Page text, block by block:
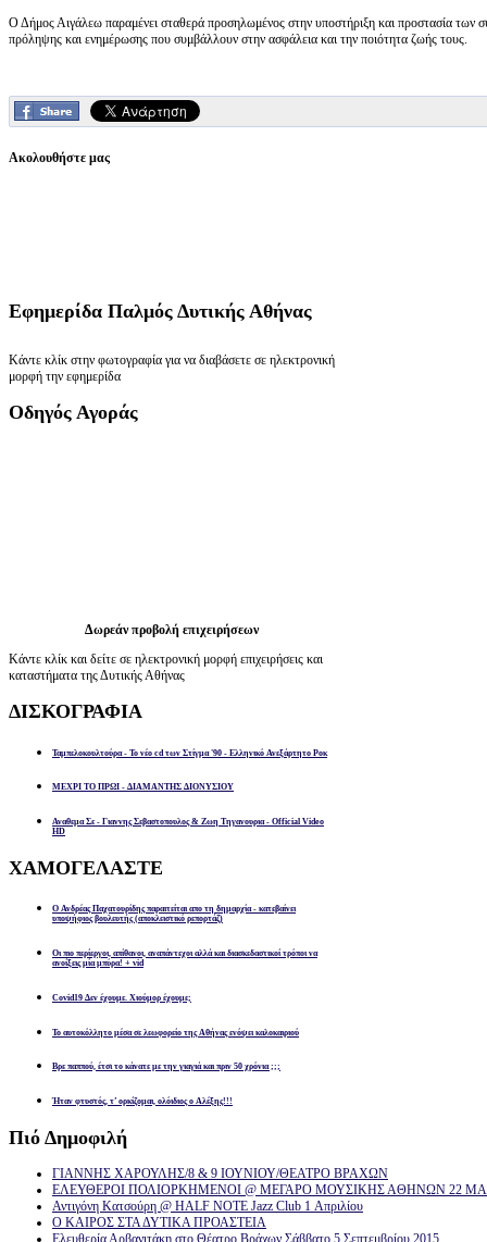
Ο Δήμος Αιγάλεω παραμένει σταθερά προσηλωμένος στην υποστήριξη και προστασία των
πρόληψης και ενημέρωσης που συμβάλλουν στην ασφάλεια και την ποιότητα ζωής τους.
Ακολουθήστε μας
Εφημερίδα Παλμός Δυτικής Αθήνας
Κάντε κλίκ στην φωτογραφία για να διαβάσετε σε ηλεκτρονική
μορφή την εφημερίδα
Οδηγός Αγοράς
Δωρεάν προβολή επιχειρήσεων
Κάντε κλίκ και δείτε σε ηλεκτρονική μορφή επιχειρήσεις και
καταστήματα της Δυτικής Αθήνας
ΔΙΣΚΟΓΡΑΦΙΑ
Ταμπελοκουλτούρα - Το νέο cd των Στίγμα '90 - Ελληνικό Ανεξάρτητο Ροκ
ΜΕΧΡΙ ΤΟ ΠΡΩΙ - ΔΙΑΜΑΝΤΗΣ ΔΙΟΝΥΣΙΟΥ
Αναθεμα Σε - Γιαννης Σεβαστοπουλος & Ζωη Τηγανουρια - Official Video
HD
ΧΑΜΟΓΕΛΑΣΤΕ
Ο Ανδρέας Παχατουρίδης παραιτείται απο τη δημαρχία - κατεβαίνει
υποψήφιος βουλευτής (αποκλειστικό ρεπορτάζ)
Οι πιο περίεργοι, απίθανοι, αναπάντεχοι αλλά και διασκεδαστικοί τρόποι να
ανοίξεις μία μπύρα! + vid
Covid19 Δεν έχουμε. Χιούμορ έχουμε;
Το αυτοκόλλητο μέσα σε λεωφορείο της Αθήνας ενόψει καλοκαιριού
Βρε παππού, έτσι το κάνατε με την γιαγιά και πριν 50 χρόνια ;;;
Ήταν φτυστός, τ’ ορκίζομαι, ολόιδιος ο Αλέξης!!!
Πιό Δημοφιλή
ΓΙΑΝΝΗΣ ΧΑΡΟΥΛΗΣ/8 & 9 ΙΟΥΝΙΟΥ/ΘΕΑΤΡΟ ΒΡΑΧΩΝ
ΕΛΕΥΘΕΡΟΙ ΠΟΛΙΟΡΚΗΜΕΝΟΙ @ ΜΕΓΑΡΟ ΜΟΥΣΙΚΗΣ ΑΘΗΝΩΝ 22
Αντιγόνη Κατσούρη @ HALF NOTE Jazz Club 1 Απριλίου
Ο ΚΑΙΡΟΣ ΣΤΑ ΔΥΤΙΚΑ ΠΡΟΑΣΤΕΙΑ
Ελευθερία Αρβανιτάκη στο Θέατρο Βράχων Σάββατο 5 Σεπτεμβρίου 2015